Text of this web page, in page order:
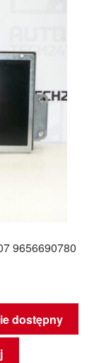
9656690780
dostępny